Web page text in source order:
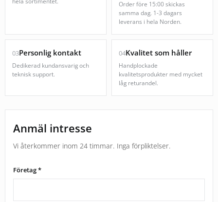
Order före 15:00 skickas
samma dag. 1-3 dagars
leverans i hela Norden.
03Personlig kontakt
Dedikerad kundansvarig och
teknisk support.
04Kvalitet som håller
Handplockade
kvalitetsprodukter med mycket
låg returandel.
Anmäl intresse
Vi återkommer inom 24 timmar. Inga förpliktelser.
Företag *